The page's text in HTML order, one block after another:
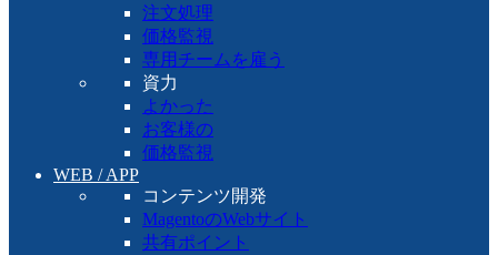
注文処理
価格監視
専用チームを雇う
資力
よかった
お客様の
価格監視
WEB / APP
コンテンツ開発
MagentoのWebサイト
共有ポイント